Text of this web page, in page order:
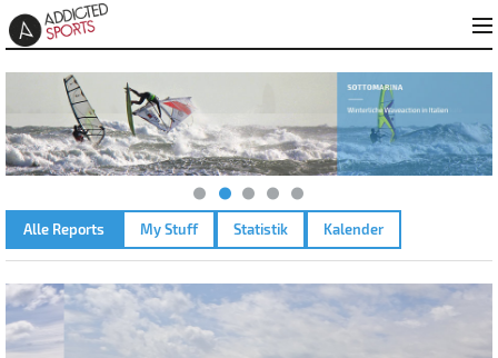
Alle Reports My Stuff Statistik Kalender
AMMERSEE KREUZ – 08.07.2026